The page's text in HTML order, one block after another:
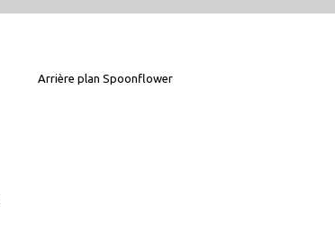
Arrière plan Spoonflower